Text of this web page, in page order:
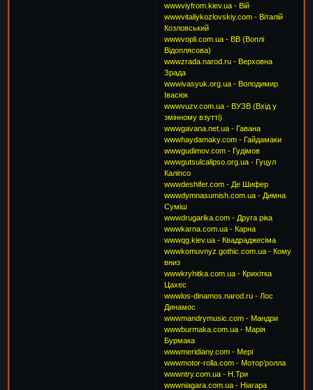
wwwviyfrom.kiev.ua - Вій
wwwvitaliykozlovskiy.com - Віталій
Козловський
wwwvopli.com.ua - ВВ (Воплі
Відоплясова)
wwwzrada.narod.ru - Верховна
Зрада
wwwivasyuk.org.ua - Володимир
Івасюк
wwwvuzv.com.ua - ВУЗВ (Вхід у
змінному взутті)
wwwgavana.net.ua - Гавана
wwwhaydamaky.com - Гайдамаки
wwwgudimov.com - Гудімов
wwwgutsulcalipso.org.ua - Гуцул
Каліпсо
wwwdeshifer.com - Де Шифер
wwwdymnasumish.com.ua - Димна
Суміш
wwwdrugarika.com - Друга ріка
wwwkarna.com.ua - Карна
wwwqg.kiev.ua - Квадраджесіма
wwwkomuvnyz.gothic.com.ua - Кому
вниз
wwwkryhitka.com.ua - Крихітка
Цахес
wwwlos-dinamos.narod.ru - Лос
Динамос
wwwmandrymusic.com - Мандри
wwwburmaka.com.ua - Марія
Бурмака
wwwmeridiany.com - Мері
wwwmotor-rolla.com - Мотор’ролла
wwwntry.com.ua - Н.Три
wwwniagara.com.ua - Ніагара